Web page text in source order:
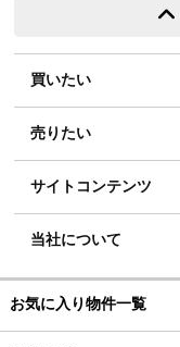
買いたい
売りたい
サイトコンテンツ
当社について
お気に入り物件一覧